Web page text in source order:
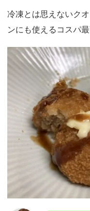
冷凍とは思えないク
ンにも使えるコスパ最